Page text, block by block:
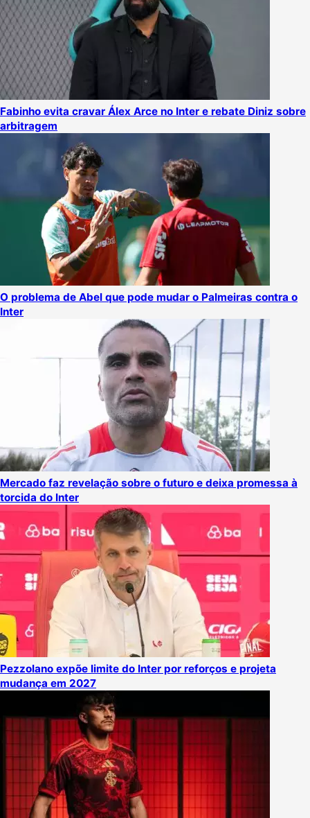
Fabinho evita cravar Álex Arce no Inter e rebate Diniz sobre
arbitragem
O problema de Abel que pode mudar o Palmeiras contra o
Inter
Mercado faz revelação sobre o futuro e deixa promessa à
torcida do Inter
Pezzolano expõe limite do Inter por reforços e projeta
mudança em 2027